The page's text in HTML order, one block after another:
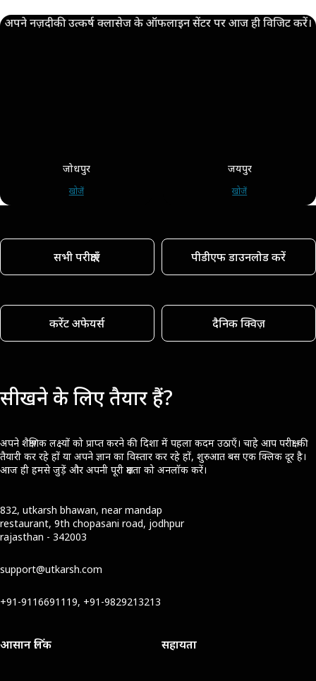
अपने नज़दीकी उत्कर्ष क्लासेज के ऑफलाइन सेंटर पर आज ही विजिट करें।
जोधपुर
खोजें
जयपुर
खोजें
सभी परीक्षाएँ पीडीएफ डाउनलोड करें
करेंट अफेयर्स दैनिक क्विज़
सीखने के लिए तैयार हैं?
अपने शैक्षणिक लक्ष्यों को प्राप्त करने की दिशा में पहला कदम उठाएँ। चाहे आप परीक्षा की
तैयारी कर रहे हों या अपने ज्ञान का विस्तार कर रहे हों, शुरुआत बस एक क्लिक दूर है।
आज ही हमसे जुड़ें और अपनी पूरी क्षमता को अनलॉक करें।
832, utkarsh bhawan, near mandap
restaurant, 9th chopasani road, jodhpur
rajasthan - 342003
support@utkarsh.com
+91-9116691119, +91-9829213213
आसान लिंक सहायता